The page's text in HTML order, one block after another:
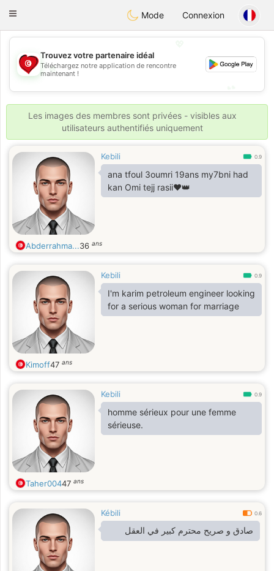
Tunisia Dating
Toggle
Mode Connexion
💖
💕
Trouvez votre partenaire idéal
Téléchargez notre application de rencontre
maintenant !
Les images des membres sont privées - visibles aux
utilisateurs authentifiés uniquement
Kebili 0.9
ana tfoul 3oumri 19ans my7bni had
kan Omi tejj rasii♥️👑
Abderrahma...36 ans
Kebili 0.9
I'm karim petroleum engineer looking
for a serious woman for marriage
Kimoff47 ans
Kebili 0.9
homme sérieux pour une femme
sérieuse.
Taher00447 ans
Kébili 0.6
صادق و صريح محترم كبير في العقل